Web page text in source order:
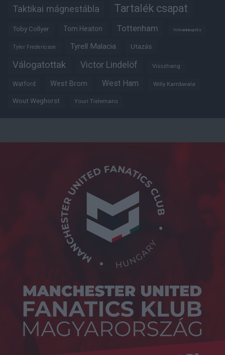
Taktikai mágnestábla Tartalék csapat
Toby Collyer Tom Heaton Tottenham Trófeabibliográfia
Tyler Fredericson Tyrell Malacia Utazás
Válogatottak Victor Lindelöf Visszhang
Watford West Brom West Ham Willy Kambwala
Wout Weghorst Youri Tielemans